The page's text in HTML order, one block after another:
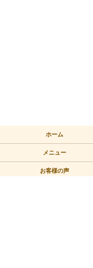
ホーム
メニュー
お客様の声